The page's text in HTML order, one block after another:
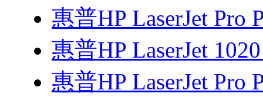
惠普HP LaserJet Pro
惠普HP LaserJet
惠普HP LaserJet Pro